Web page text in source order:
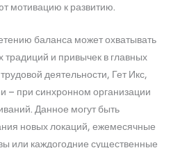
мотивацию к развитию.
баланса может охватывать
традиций и привычек в главных
деятельности, Гет Икс,
– при синхронном организации
Данное могут быть
новых локаций, ежемесячные
или каждогодние существенные